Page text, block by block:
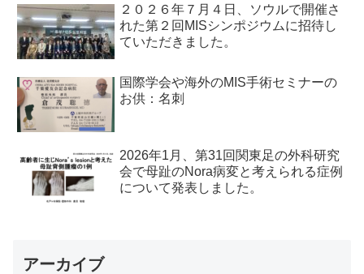
２０２６年７月４日、ソウルで開催さ
れた第２回MISシンポジウムに招待し
ていただきました。
国際学会や海外のMIS手術セミナーの
お供：名刺
2026年1月、第31回関東足の外科研究
会で母趾のNora病変と考えられる症例
について発表しました。
アーカイブ